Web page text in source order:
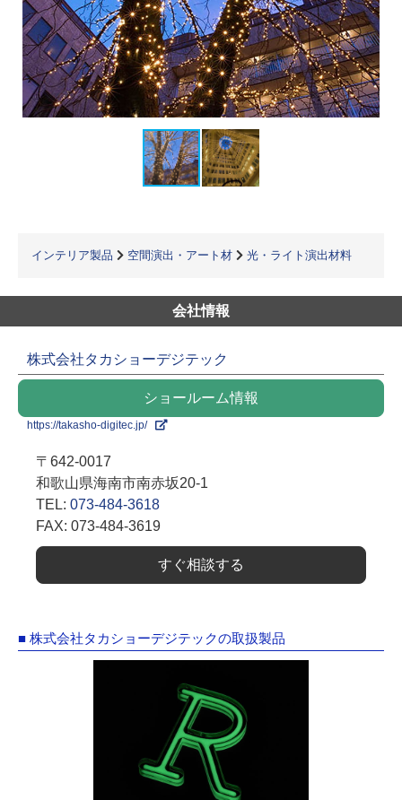
インテリア製品 空間演出・アート材 光・ライト演出材料
会社情報
株式会社タカショーデジテック
ショールーム情報
https://takasho-digitec.jp/
〒642-0017
和歌山県海南市南赤坂20-1
TEL: 073-484-3618
FAX: 073-484-3619
すぐ相談する
■ 株式会社タカショーデジテックの取扱製品